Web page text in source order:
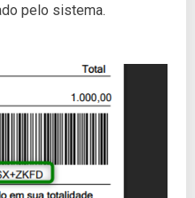
pelo sistema.